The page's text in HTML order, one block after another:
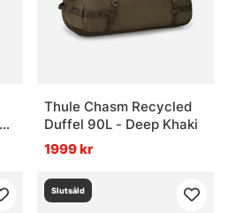
Thule Chasm Recycled
Duffel 90L - Deep Khaki
1999 kr
Slutsåld